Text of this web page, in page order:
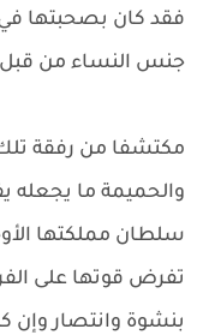
فقد كان بصحبتها
جنس النساء من
مكتشفا من رفقة تلك
والحميمة ما يجعله
سلطان مملكتها
تفرض قوتها على
بنشوة وانتصار وإن